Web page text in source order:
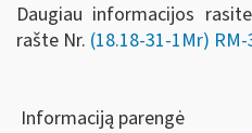
Daugiau informacijos
rašte Nr. (18.18-31-1Mr) RM-
Informaciją parengė